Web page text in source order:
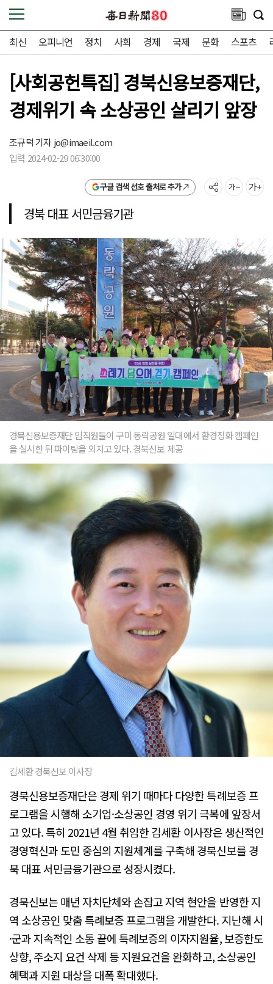
최신 오피니언 정치 사회 경제 국제 문화 스포츠
[사회공헌특집] 경북신용보증재단,
경제위기 속 소상공인 살리기 앞장
조규덕 기자jo@imaeil.com
입력 2024-02-29 06:30:00
구글 검색 선호 출처로 추가
경북 대표 서민금융기관
경북신용보증재단 임직원들이 구미 동락공원 일대에서 환경정화 캠페인
을 실시한 뒤 파이팅을 외치고 있다. 경북신보 제공
김세환 경북신보 이사장
경북신용보증재단은 경제 위기 때마다 다양한 특례보증 프
로그램을 시행해 소기업·소상공인 경영 위기 극복에 앞장서
고 있다. 특히 2021년 4월 취임한 김세환 이사장은 생산적인
경영혁신과 도민 중심의 지원체계를 구축해 경북신보를 경
북 대표 서민금융기관으로 성장시켰다.
경북신보는 매년 자치단체와 손잡고 지역 현안을 반영한 지
역 소상공인 맞춤 특례보증 프로그램을 개발한다. 지난해 시
·군과 지속적인 소통 끝에 특례보증의 이자지원율, 보증한도
상향, 주소지 요건 삭제 등 지원요건을 완화하고, 소상공인
혜택과 지원 대상을 대폭 확대했다.